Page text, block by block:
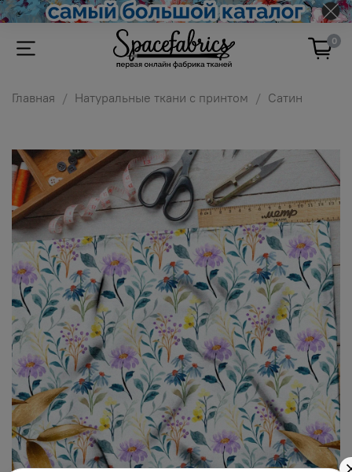
0
Главная Натуральные ткани с принтом Сатин